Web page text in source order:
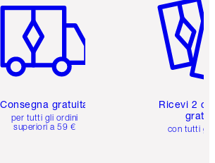
Consegna gratuita
per tutti gli ordini
superiori a 59 €
Ricevi 2
con tutti gli